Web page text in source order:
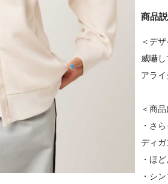
商品
＜デ
威嚇
アラ
＜商
・さ
ディガ
・ほ
・シ